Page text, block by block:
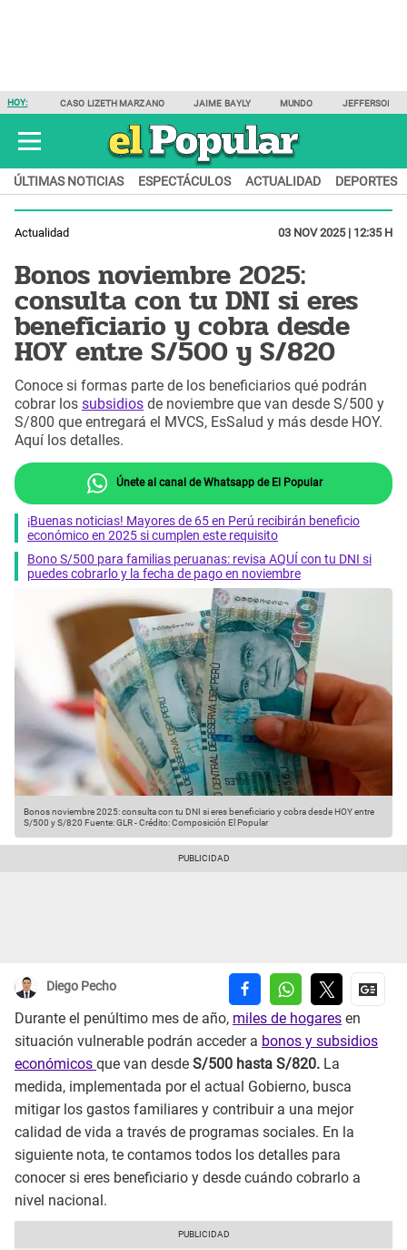
HOY: CASO LIZETH MARZANO JAIME BAYLY MUNDO JEFFERSON
ÚLTIMAS NOTICIAS ESPECTÁCULOS ACTUALIDAD DEPORTES
Actualidad 03 NOV 2025 | 12:35 H
Bonos noviembre 2025:
consulta con tu DNI si eres
beneficiario y cobra desde
HOY entre S/500 y S/820
Conoce si formas parte de los beneficiarios qué podrán
cobrar los subsidios de noviembre que van desde S/500 y
S/800 que entregará el MVCS, EsSalud y más desde HOY.
Aquí los detalles.
Únete al canal de Whatsapp de El Popular
¡Buenas noticias! Mayores de 65 en Perú recibirán beneficio
económico en 2025 si cumplen este requisito
Bono S/500 para familias peruanas: revisa AQUÍ con tu DNI si
puedes cobrarlo y la fecha de pago en noviembre
Bonos noviembre 2025: consulta con tu DNI si eres beneficiario y cobra desde HOY entre
S/500 y S/820 Fuente: GLR-Crédito: Composición El Popular
Diego Pecho
Durante el penúltimo mes de año, miles de hogares en
situación vulnerable podrán acceder a bonos y subsidios
económicos que van desde S/500 hasta S/820. La
medida, implementada por el actual Gobierno, busca
mitigar los gastos familiares y contribuir a una mejor
calidad de vida a través de programas sociales. En la
siguiente nota, te contamos todos los detalles para
conocer si eres beneficiario y desde cuándo cobrarlo a
nivel nacional.